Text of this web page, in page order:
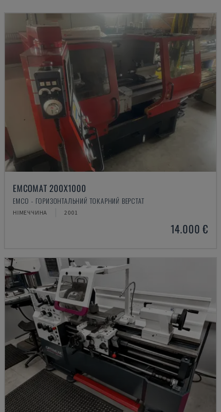
EMCOMAT 200X1000
EMCO - ГОРИЗОНТАЛЬНИЙ ТОКАРНИЙ ВЕРСТАТ
НІМЕЧЧИНА 2001
14.000 €